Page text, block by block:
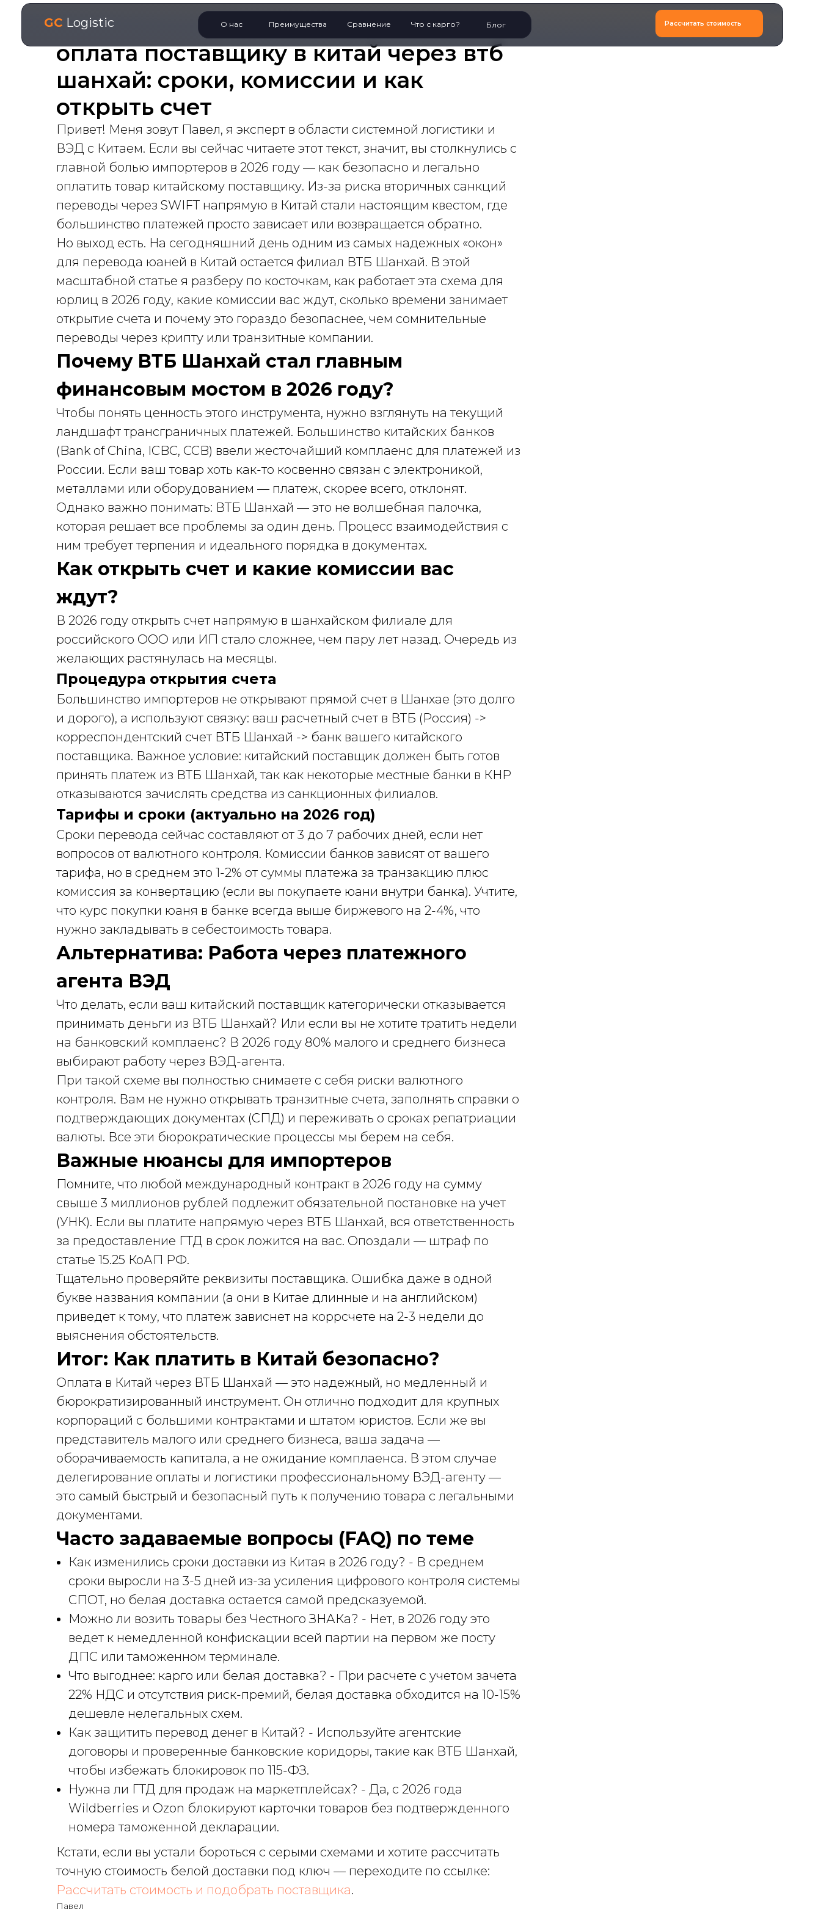
GC Logistic Рассчитать стоимость
О нас Преимущества Сравнение Что с карго? Блог
оплата поставщику в китай через втб
шанхай: сроки, комиссии и как
открыть счет
Привет! Меня зовут Павел, я эксперт в области системной логистики и
ВЭД с Китаем. Если вы сейчас читаете этот текст, значит, вы столкнулись с
главной болью импортеров в 2026 году — как безопасно и легально
оплатить товар китайскому поставщику. Из-за риска вторичных санкций
переводы через SWIFT напрямую в Китай стали настоящим квестом, где
большинство платежей просто зависает или возвращается обратно.
Но выход есть. На сегодняшний день одним из самых надежных «окон»
для перевода юаней в Китай остается филиал ВТБ Шанхай. В этой
масштабной статье я разберу по косточкам, как работает эта схема для
юрлиц в 2026 году, какие комиссии вас ждут, сколько времени занимает
открытие счета и почему это гораздо безопаснее, чем сомнительные
переводы через крипту или транзитные компании.
Почему ВТБ Шанхай стал главным
финансовым мостом в 2026 году?
Чтобы понять ценность этого инструмента, нужно взглянуть на текущий
ландшафт трансграничных платежей. Большинство китайских банков
(Bank of China, ICBC, CCB) ввели жесточайший комплаенс для платежей из
России. Если ваш товар хоть как-то косвенно связан с электроникой,
металлами или оборудованием — платеж, скорее всего, отклонят.
Однако важно понимать: ВТБ Шанхай — это не волшебная палочка,
которая решает все проблемы за один день. Процесс взаимодействия с
ним требует терпения и идеального порядка в документах.
Как открыть счет и какие комиссии вас
ждут?
В 2026 году открыть счет напрямую в шанхайском филиале для
российского ООО или ИП стало сложнее, чем пару лет назад. Очередь из
желающих растянулась на месяцы.
Процедура открытия счета
Большинство импортеров не открывают прямой счет в Шанхае (это долго
и дорого), а используют связку: ваш расчетный счет в ВТБ (Россия) ->
корреспондентский счет ВТБ Шанхай -> банк вашего китайского
поставщика. Важное условие: китайский поставщик должен быть готов
принять платеж из ВТБ Шанхай, так как некоторые местные банки в КНР
отказываются зачислять средства из санкционных филиалов.
Тарифы и сроки (актуально на 2026 год)
Сроки перевода сейчас составляют от 3 до 7 рабочих дней, если нет
вопросов от валютного контроля. Комиссии банков зависят от вашего
тарифа, но в среднем это 1-2% от суммы платежа за транзакцию плюс
комиссия за конвертацию (если вы покупаете юани внутри банка). Учтите,
что курс покупки юаня в банке всегда выше биржевого на 2-4%, что
нужно закладывать в себестоимость товара.
Альтернатива: Работа через платежного
агента ВЭД
Что делать, если ваш китайский поставщик категорически отказывается
принимать деньги из ВТБ Шанхай? Или если вы не хотите тратить недели
на банковский комплаенс? В 2026 году 80% малого и среднего бизнеса
выбирают работу через ВЭД-агента.
При такой схеме вы полностью снимаете с себя риски валютного
контроля. Вам не нужно открывать транзитные счета, заполнять справки о
подтверждающих документах (СПД) и переживать о сроках репатриации
валюты. Все эти бюрократические процессы мы берем на себя.
Важные нюансы для импортеров
Помните, что любой международный контракт в 2026 году на сумму
свыше 3 миллионов рублей подлежит обязательной постановке на учет
(УНК). Если вы платите напрямую через ВТБ Шанхай, вся ответственность
за предоставление ГТД в срок ложится на вас. Опоздали — штраф по
статье 15.25 КоАП РФ.
Тщательно проверяйте реквизиты поставщика. Ошибка даже в одной
букве названия компании (а они в Китае длинные и на английском)
приведет к тому, что платеж зависнет на коррсчете на 2-3 недели до
выяснения обстоятельств.
Итог: Как платить в Китай безопасно?
Оплата в Китай через ВТБ Шанхай — это надежный, но медленный и
бюрократизированный инструмент. Он отлично подходит для крупных
корпораций с большими контрактами и штатом юристов. Если же вы
представитель малого или среднего бизнеса, ваша задача —
оборачиваемость капитала, а не ожидание комплаенса. В этом случае
делегирование оплаты и логистики профессиональному ВЭД-агенту —
это самый быстрый и безопасный путь к получению товара с легальными
документами.
Часто задаваемые вопросы (FAQ) по теме
Как изменились сроки доставки из Китая в 2026 году? - В среднем
сроки выросли на 3-5 дней из-за усиления цифрового контроля системы
СПОТ, но белая доставка остается самой предсказуемой.
Можно ли возить товары без Честного ЗНАКа? - Нет, в 2026 году это
ведет к немедленной конфискации всей партии на первом же посту
ДПС или таможенном терминале.
Что выгоднее: карго или белая доставка? - При расчете с учетом зачета
22% НДС и отсутствия риск-премий, белая доставка обходится на 10-15%
дешевле нелегальных схем.
Как защитить перевод денег в Китай? - Используйте агентские
договоры и проверенные банковские коридоры, такие как ВТБ Шанхай,
чтобы избежать блокировок по 115-ФЗ.
Нужна ли ГТД для продаж на маркетплейсах? - Да, с 2026 года
Wildberries и Ozon блокируют карточки товаров без подтвержденного
номера таможенной декларации.
Кстати, если вы устали бороться с серыми схемами и хотите рассчитать
точную стоимость белой доставки под ключ — переходите по ссылке:
Рассчитать стоимость и подобрать поставщика.
Павел